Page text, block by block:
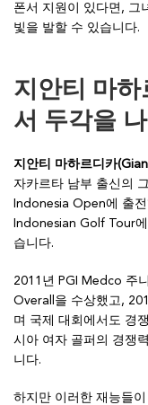
폰서 지원이 있다면, 그
빛을 발할 수 있습니다.
지안티 마
서 두각을
지안티 마하르디카
자카르타 남부 출신의
Indonesia Open에 출
Indonesian Golf Tour
습니다.
2011년 PGI Medco 주
Overall을 수상했고,
며 국제 대회에서도 경
시아 여자 골퍼의 경쟁
니다.
하지만 이러한 재능들